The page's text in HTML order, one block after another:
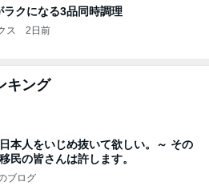
ラクになる3品同時調理
ス 2日前
キング
本人をいじめ抜いて欲しい。～ その
民の皆さんは許します。
ブログ